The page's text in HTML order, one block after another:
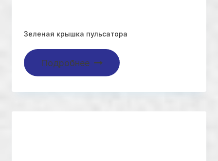
Зеленая крышка пульсатора
Подробнее